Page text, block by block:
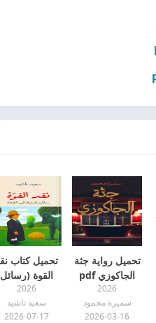
تحميل رواية جثة
الجاكوزي pdf
2026
سميرة محمود
2026-03-16
تحميل كتاب
القوة (رسائل
فلسفية إلى
الضعفاء) pdf
2026
سعيد ناشيد
2026-07-17